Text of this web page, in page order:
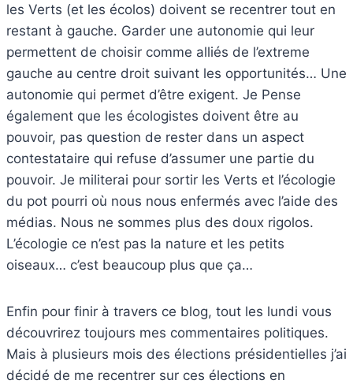
les Verts (et les écolos) doivent se recentrer tout en
restant à gauche. Garder une autonomie qui leur
permettent de choisir comme alliés de l’extreme
gauche au centre droit suivant les opportunités… Une
autonomie qui permet d’être exigent. Je Pense
également que les écologistes doivent être au
pouvoir, pas question de rester dans un aspect
contestataire qui refuse d’assumer une partie du
pouvoir. Je militerai pour sortir les Verts et l’écologie
du pot pourri où nous nous enfermés avec l’aide des
médias. Nous ne sommes plus des doux rigolos.
L’écologie ce n’est pas la nature et les petits
oiseaux… c’est beaucoup plus que ça…
Enfin pour finir à travers ce blog, tout les lundi vous
découvrirez toujours mes commentaires politiques.
Mais à plusieurs mois des élections présidentielles j’ai
décidé de me recentrer sur ces élections en